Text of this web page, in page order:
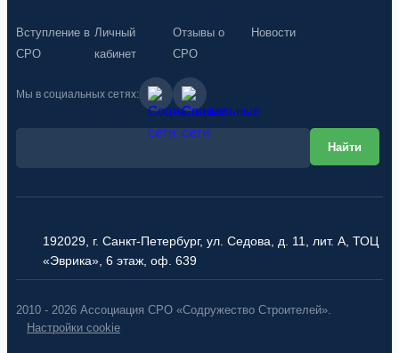
Вступление в
СРО
Личный
кабинет
Отзывы о
СРО
Новости
Мы в социальных сетях:
192029, г. Санкт-Петербург, ул. Седова, д. 11, лит. А, ТОЦ
«Эврика», 6 этаж, оф. 639
2010 - 2026 Ассоциация СРО «Содружество Строителей».
Настройки cookie